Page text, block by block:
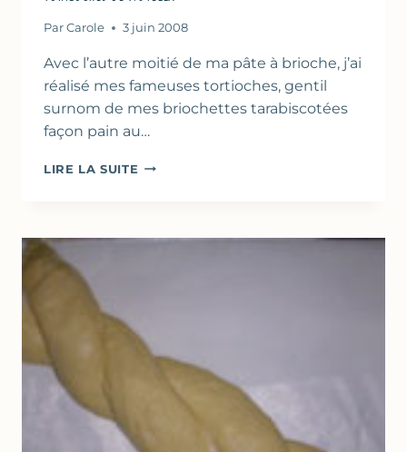
Par Carole 3 juin 2008
Avec l’autre moitié de ma pâte à brioche, j’ai
réalisé mes fameuses tortioches, gentil
surnom de mes briochettes tarabiscotées
façon pain au…
LIRE LA SUITE TORTIOCHES